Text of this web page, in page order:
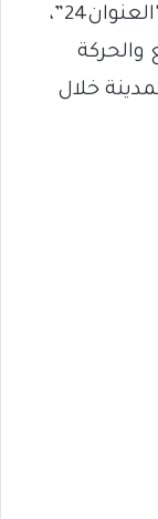
وبحسب المصادر التي أوردها موقع “العنوان24”،
خلال